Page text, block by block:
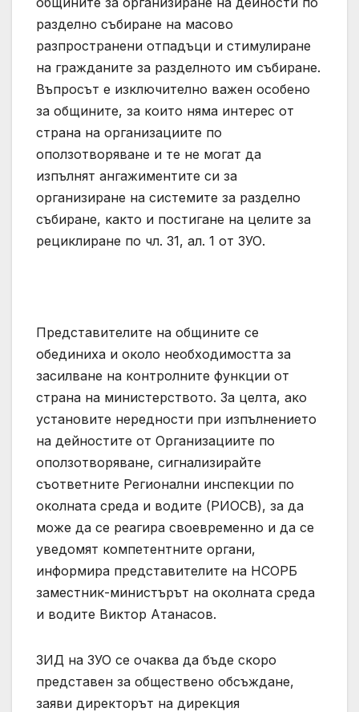
разделно събиране на масово
разпространени отпадъци и стимулиране
на гражданите за разделното им събиране.
Въпросът е изключително важен особено
за общините, за които няма интерес от
страна на организациите по
оползотворяване и те не могат да
изпълнят ангажиментите си за
организиране на системите за разделно
събиране, както и постигане на целите за
рециклиране по чл. 31, ал. 1 от ЗУО.
Представителите на общините се
обединиха и около необходимостта за
засилване на контролните функции от
страна на министерството. За целта, ако
установите нередности при изпълнението
на дейностите от Организациите по
оползотворяване, сигнализирайте
съответните Регионални инспекции по
околната среда и водите (РИОСВ), за да
може да се реагира своевременно и да се
уведомят компетентните органи,
информира представителите на НСОРБ
заместник-министърът на околната среда
и водите Виктор Атанасов.
ЗИД на ЗУО се очаква да бъде скоро
представен за обществено обсъждане,
заяви директорът на дирекция